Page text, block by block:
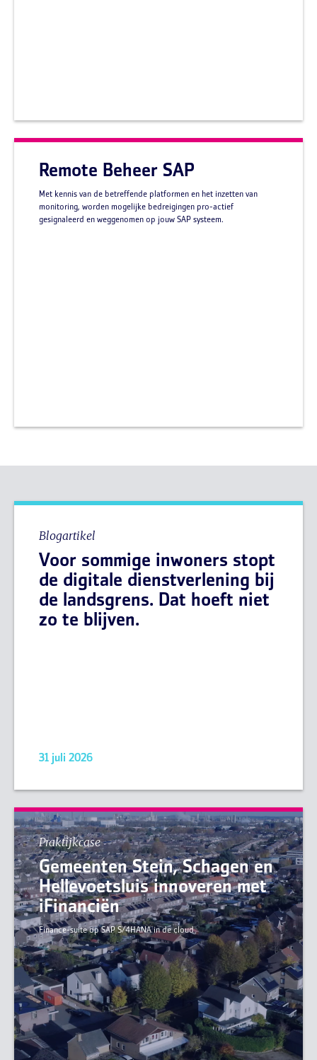
Remote Beheer SAP
Met kennis van de betreffende platformen en het inzetten van
monitoring, worden mogelijke bedreigingen pro-actief
gesignaleerd en weggenomen op jouw SAP systeem.
Blogartikel
Voor sommige inwoners stopt
de digitale dienstverlening bij
de landsgrens. Dat hoeft niet
zo te blijven.
31 juli 2026
Praktijkcase
Gemeenten Stein, Schagen en
Hellevoetsluis innoveren met
iFinanciën
Finance-suite op SAP S/4HANA in de cloud